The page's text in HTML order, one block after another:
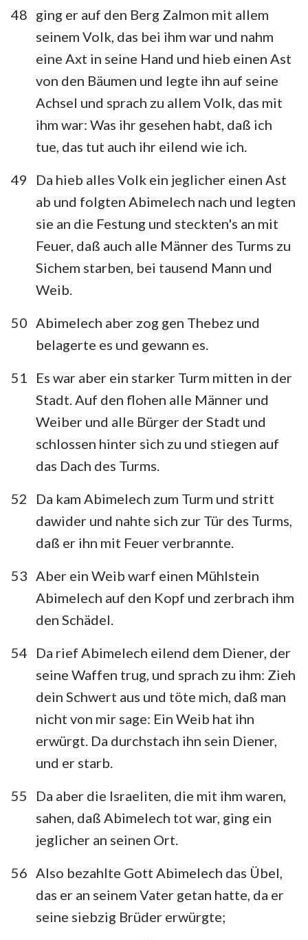
48 ging er auf den Berg Zalmon mit allem
seinem Volk, das bei ihm war und nahm
eine Axt in seine Hand und hieb einen Ast
von den Bäumen und legte ihn auf seine
Achsel und sprach zu allem Volk, das mit
ihm war: Was ihr gesehen habt, daß ich
tue, das tut auch ihr eilend wie ich.
49
Da hieb alles Volk ein jeglicher einen Ast
ab und folgten Abimelech nach und legten
sie an die Festung und steckten's an mit
Feuer, daß auch alle Männer des Turms zu
Sichem starben, bei tausend Mann und
Weib.
50 Abimelech aber zog gen Thebez und
belagerte es und gewann es.
51
Es war aber ein starker Turm mitten in der
Stadt. Auf den flohen alle Männer und
Weiber und alle Bürger der Stadt und
schlossen hinter sich zu und stiegen auf
das Dach des Turms.
52
Da kam Abimelech zum Turm und stritt
dawider und nahte sich zur Tür des Turms,
daß er ihn mit Feuer verbrannte.
53 Aber ein Weib warf einen Mühlstein
Abimelech auf den Kopf und zerbrach ihm
den Schädel.
54
Da rief Abimelech eilend dem Diener, der
seine Waffen trug, und sprach zu ihm: Zieh
dein Schwert aus und töte mich, daß man
nicht von mir sage: Ein Weib hat ihn
erwürgt. Da durchstach ihn sein Diener,
und er starb.
55
Da aber die Israeliten, die mit ihm waren,
sahen, daß Abimelech tot war, ging ein
jeglicher an seinen Ort.
56 Also bezahlte Gott Abimelech das Übel,
das er an seinem Vater getan hatte, da er
seine siebzig Brüder erwürgte;